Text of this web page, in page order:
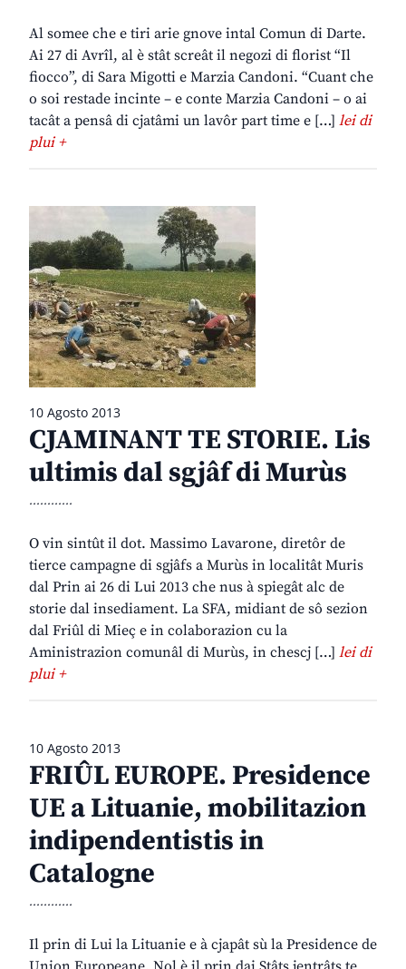
Al somee che e tiri arie gnove intal Comun di Darte.
Ai 27 di Avrîl, al è stât screât il negozi di florist “Il
fiocco”, di Sara Migotti e Marzia Candoni. “Cuant che
o soi restade incinte – e conte Marzia Candoni – o ai
tacât a pensâ di cjatâmi un lavôr part time e […] lei di
plui +
10 Agosto 2013
CJAMINANT TE STORIE. Lis
ultimis dal sgjâf di Murùs
............
O vin sintût il dot. Massimo Lavarone, diretôr de
tierce campagne di sgjâfs a Murùs in localitât Muris
dal Prin ai 26 di Lui 2013 che nus à spiegât alc de
storie dal insediament. La SFA, midiant de sô sezion
dal Friûl di Mieç e in colaborazion cu la
Aministrazion comunâl di Murùs, in chescj […] lei di
plui +
10 Agosto 2013
FRIÛL EUROPE. Presidence
UE a Lituanie, mobilitazion
indipendentistis in
Catalogne
............
Il prin di Lui la Lituanie e à cjapât sù la Presidence de